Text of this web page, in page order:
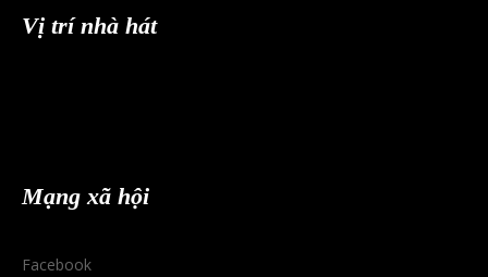
Vị trí nhà hát
Mạng xã hội
Facebook